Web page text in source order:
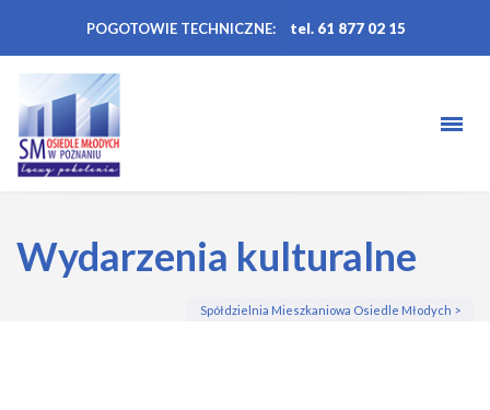
POGOTOWIE TECHNICZNE: tel. 61 877 02 15
Wydarzenia kulturalne
Spółdzielnia Mieszkaniowa Osiedle Młodych >